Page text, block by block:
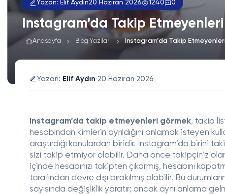
Yazan: Elif Aydın20 Haziran 2026 1240 0
Instagram’da Takip
Anasayfa Blog Yazıları Instagram’da Takip
Yazan: Elif Aydın·20 Haziran 2026
Instagram’da takip etmeyenleri görmek, takip
hesabından kimlerin ayrıldığını anlamak isteyen
araştırdığı konulardan biridir. Instagram’da birini
sizi takip etmiyor olabilir. Daha önce takipçiniz olan
içinde hesabınızı takipten çıkarmış, hesabını
tarafından devre dışı bırakılmış olabilir. Bu
sayısında değişiklik yaratır; ancak aynı anlama